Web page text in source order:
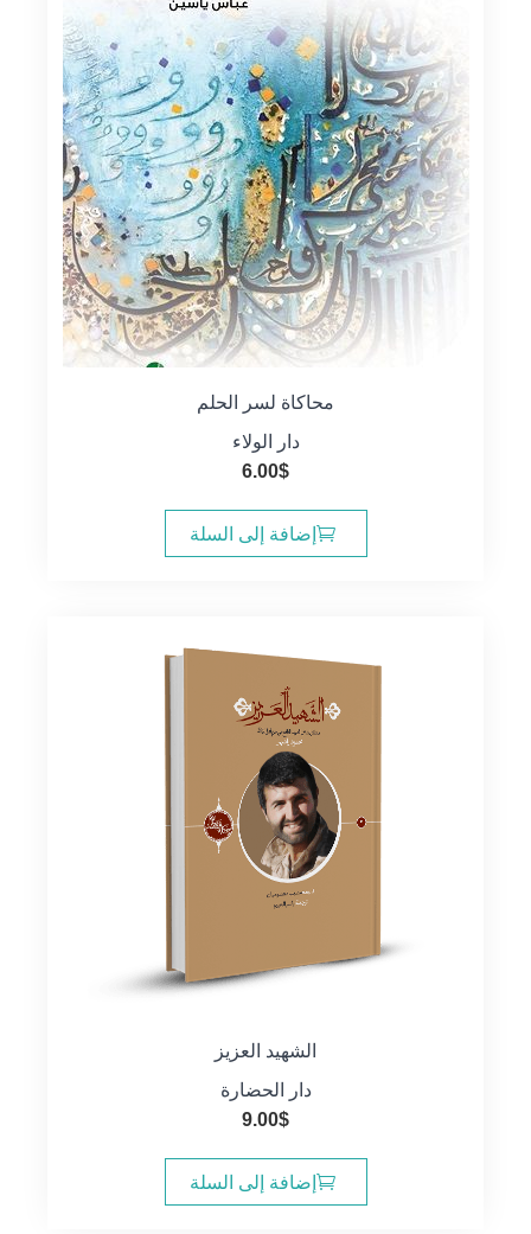
محاكاة لسر الحلم
دار الولاء
6.00$
إضافة إلى السلة
الشهيد العزيز
دار الحضارة
9.00$
إضافة إلى السلة